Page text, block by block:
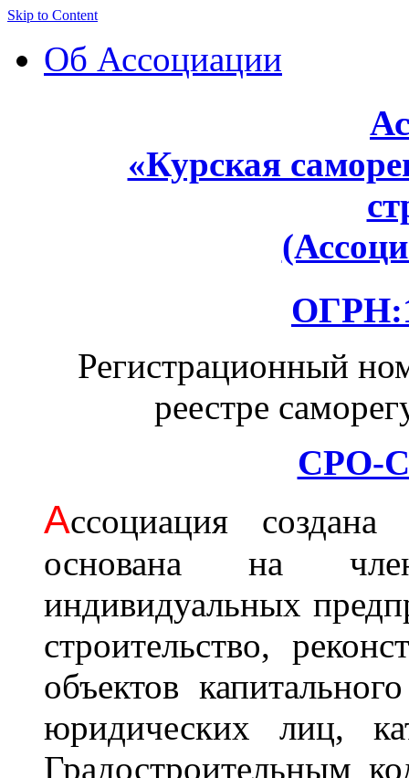
Skip to Content
Об Ассоциации
«Курская
Регистрационный
реестре
СРО-
Ассоциация
основана на
индивидуальных
строительство,
объектов
юридических лиц,
Градостроительным